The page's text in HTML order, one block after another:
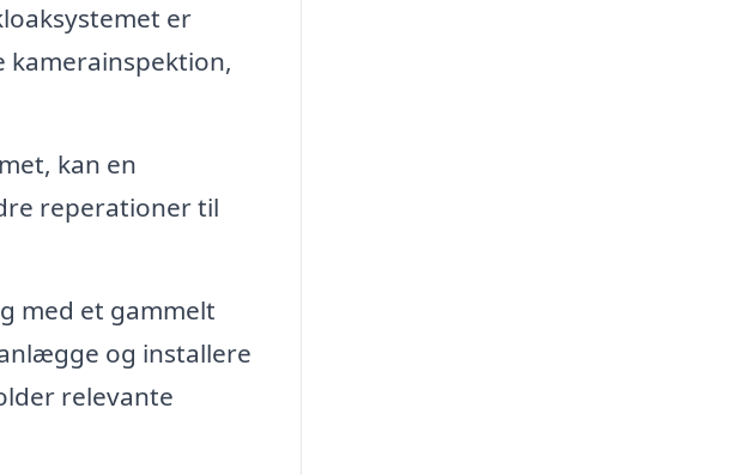
er
kamerainspektion,
kan en
reperationer til
med et gammelt
og installere
relevante